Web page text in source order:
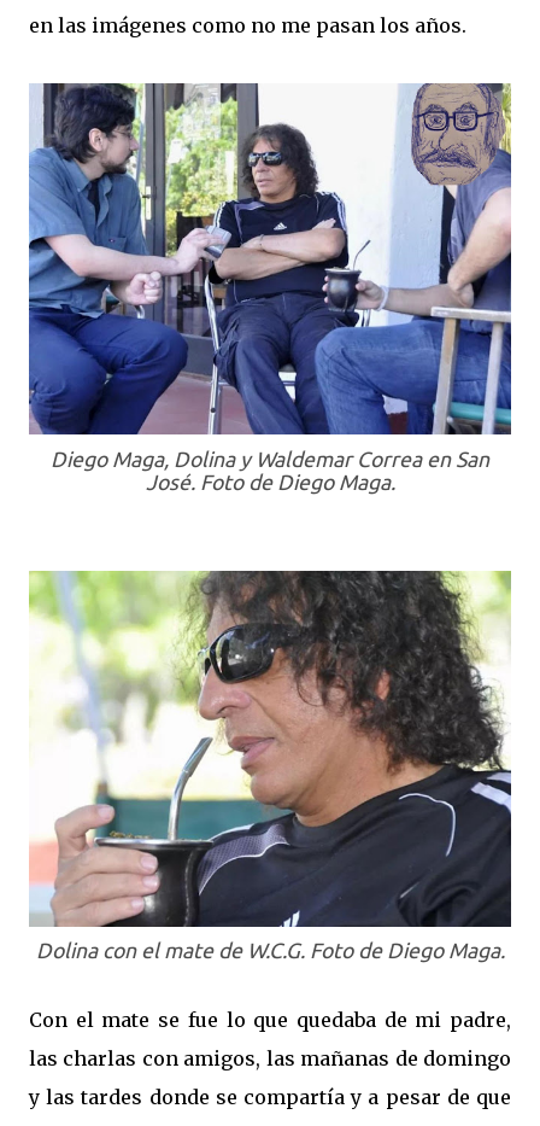
en las imágenes como no me pasan los años.
Diego Maga, Dolina y Waldemar Correa en San
José. Foto de Diego Maga.
Dolina con el mate de W.C.G. Foto de Diego Maga.
Con el mate se fue lo que quedaba de mi padre,
las charlas con amigos, las mañanas de domingo
y las tardes donde se compartía y a pesar de que